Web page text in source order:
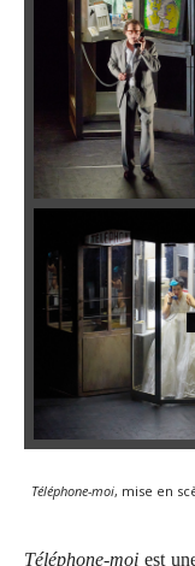
Téléphone-moi, mise en
Téléphone-moi est